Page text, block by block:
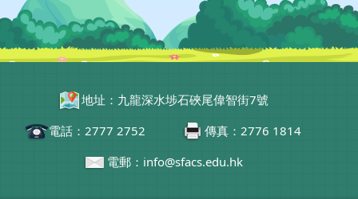
地址：九龍深水埗石硤尾偉智街7號
電話：2777 2752
傳真：2776 1814
電郵：info@sfacs.edu.hk